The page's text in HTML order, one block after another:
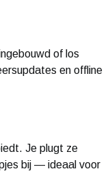
of los
en offline
Je plugt ze
bij — ideaal voor